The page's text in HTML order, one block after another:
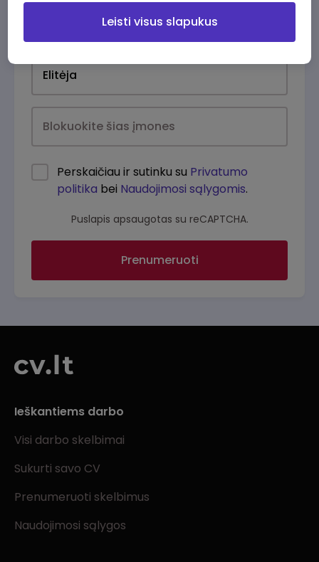
Perskaičiau ir sutinku su Privatumo
politika bei Naudojimosi sąlygomis.
Puslapis apsaugotas su reCAPTCHA.
Prenumeruoti
Ieškantiems darbo
Visi darbo skelbimai
Sukurti savo CV
Prenumeruoti skelbimus
Naudojimosi sąlygos
Leisti visus slapukus